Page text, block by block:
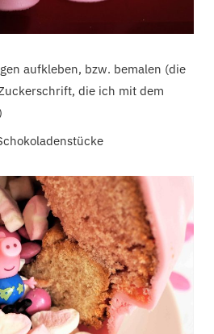
aufkleben, bzw. bemalen (die
die ich mit dem